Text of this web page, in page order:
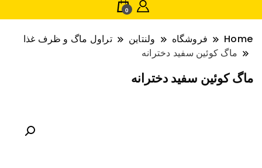
0
Home فروشگاه ولنتاین
تراول ماگ و ظرف غذا
ماگ کوئین سفید دخترانه
ماگ کوئین سفید دخترانه